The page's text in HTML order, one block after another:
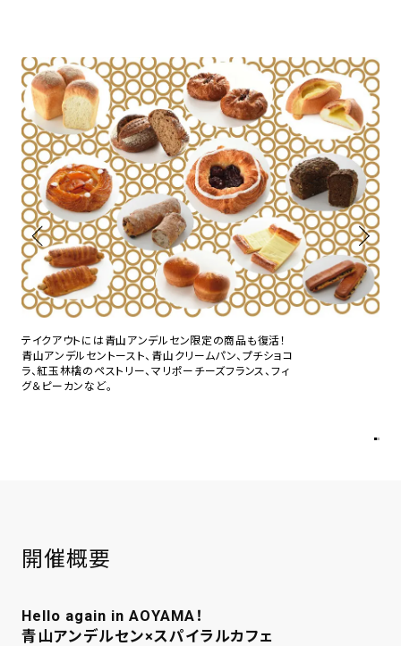
テイクアウトには青山アンデルセン限定の商品も復活！
青山アンデルセントースト、青山クリームパン、プチショコ
ラ、紅玉林檎のペストリー、マリポーチーズフランス、フィ
グ＆ピーカンなど。
開催概要
Hello again in AOYAMA！
青山アンデルセン×スパイラルカフェ